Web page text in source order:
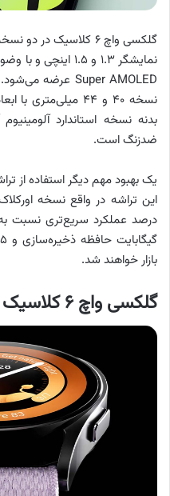
نسخه ۴۰ و ۴۴
بدنه نسخه استاندارد
ضدزنگ است.
بازار خواهند شد.
گلکسی واچ ۶ کلاسیک